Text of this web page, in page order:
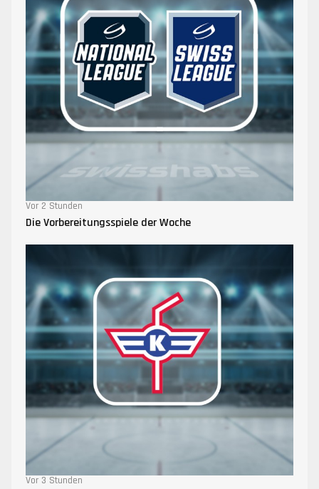
Vor 2 Stunden
Die Vorbereitungsspiele der Woche
Vor 3 Stunden